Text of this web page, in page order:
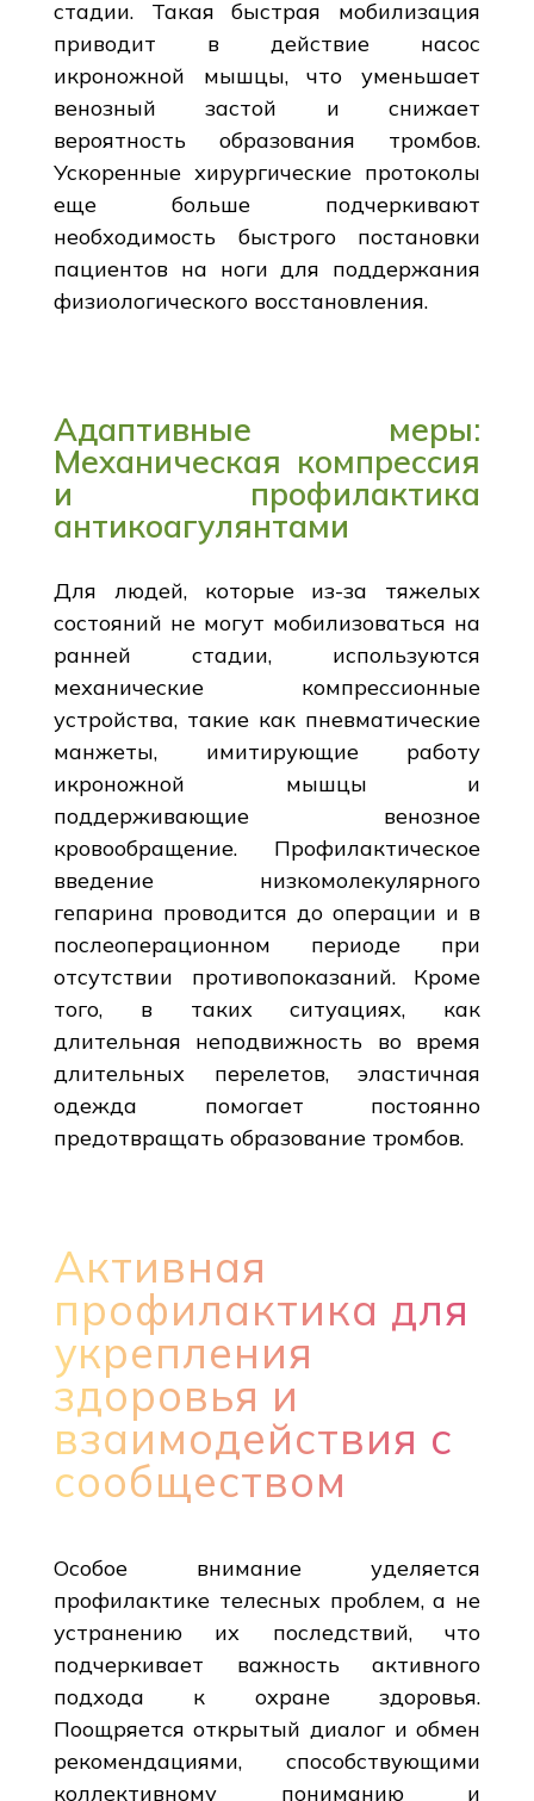
стадии. Такая быстрая мобилизация
приводит в действие насос
икроножной мышцы, что уменьшает
венозный застой и снижает
вероятность образования тромбов.
Ускоренные хирургические протоколы
еще больше подчеркивают
необходимость быстрого постановки
пациентов на ноги для поддержания
физиологического восстановления.
Адаптивные меры:
Механическая компрессия
и профилактика
антикоагулянтами
Для людей, которые из-за тяжелых
состояний не могут мобилизоваться на
ранней стадии, используются
механические компрессионные
устройства, такие как пневматические
манжеты, имитирующие работу
икроножной мышцы и
поддерживающие венозное
кровообращение. Профилактическое
введение низкомолекулярного
гепарина проводится до операции и в
послеоперационном периоде при
отсутствии противопоказаний. Кроме
того, в таких ситуациях, как
длительная неподвижность во время
длительных перелетов, эластичная
одежда помогает постоянно
предотвращать образование тромбов.
Активная
профилактика для
укрепления
здоровья и
взаимодействия с
сообществом
Особое внимание уделяется
профилактике телесных проблем, а не
устранению их последствий, что
подчеркивает важность активного
подхода к охране здоровья.
Поощряется открытый диалог и обмен
рекомендациями, способствующими
коллективному пониманию и